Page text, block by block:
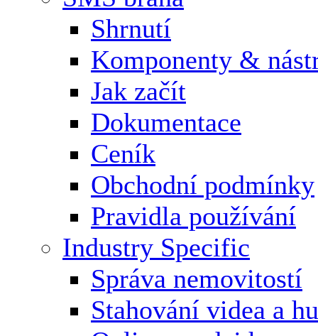
Shrnutí
Komponenty &
Jak začít
Dokumentace
Ceník
Obchodní podmínky
Pravidla používání
Industry Specific
Správa nemovitostí
Stahování videa a